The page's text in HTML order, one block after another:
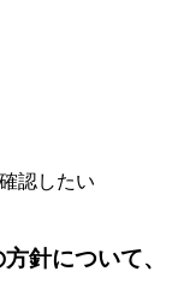
認したい
針について、